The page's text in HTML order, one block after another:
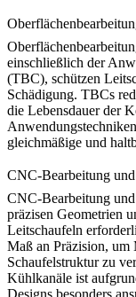
einschließlich der
(TBC), schützen
Schädigung. TBCs
die Lebensdauer der
gleichmäßige und
CNC-Bearbeitung
CNC-Bearbeitung und
präzisen Geometrien
Leitschaufeln
Maß an Präzision, um
Schaufelstruktur zu
Kühlkanäle ist
Designs besonders